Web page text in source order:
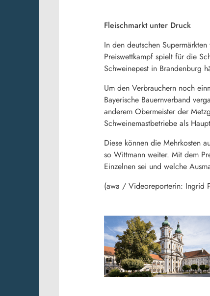
Fleischmarkt unter Druck
In den deutschen
Preiswettkampf spielt für die
Schweinepest in Brandenburg
Um den Verbrauchern noch
Bayerische Bauernverband
anderem Obermeister der
Schweinemastbetriebe als
Diese können die Mehrkosten
so Wittmann weiter. Mit dem
Einzelnen sei und welche
(awa / Videoreporterin: Ingrid